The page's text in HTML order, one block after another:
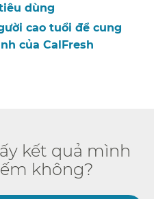
dùng​​
cao tuổi để cung
của CalFresh​​
kết quả mình
không?​​